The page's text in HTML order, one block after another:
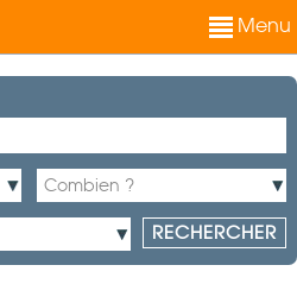
Menu